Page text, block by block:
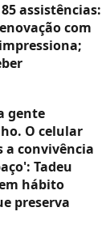
assistências:
com
gente
O celular
a convivência
Tadeu
hábito
preserva